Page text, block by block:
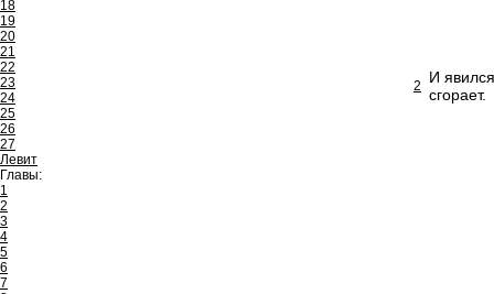
18
19
20
21
22
23
24
25
26
27
Левит
Главы:
1
2
3
4
5
6
7
2
И
сгорает.